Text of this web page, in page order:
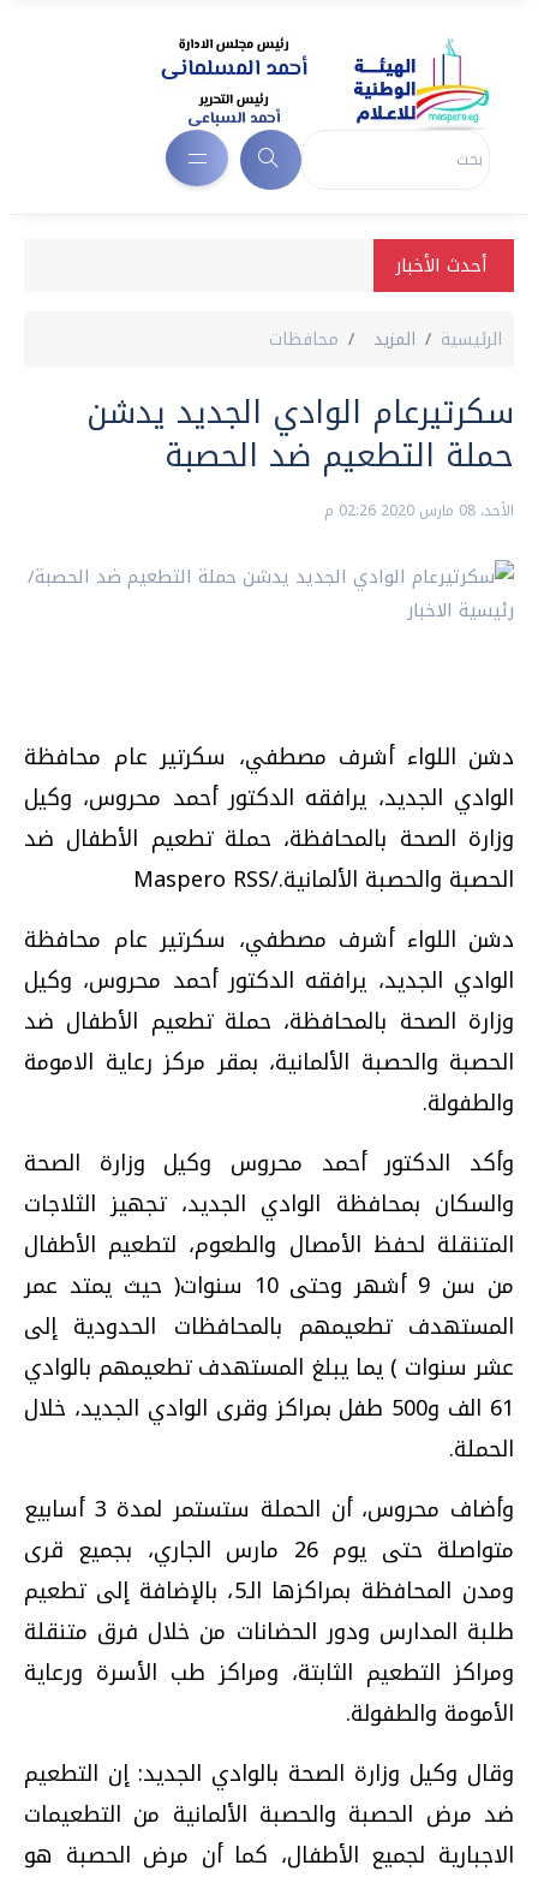
أحدث الأخبار
الرئيسية المزيد محافظات
سكرتيرعام الوادي الجديد يدشن
حملة التطعيم ضد الحصبة
الأحد، 08 مارس 2020 02:26 م
دشن اللواء أشرف مصطفي، سكرتير عام محافظة
الوادي الجديد، يرافقه الدكتور أحمد محروس، وكيل
وزارة الصحة بالمحافظة، حملة تطعيم الأطفال ضد
الحصبة والحصبة الألمانية./Maspero RSS
دشن اللواء أشرف مصطفي، سكرتير عام محافظة
الوادي الجديد، يرافقه الدكتور أحمد محروس، وكيل
وزارة الصحة بالمحافظة، حملة تطعيم الأطفال ضد
الحصبة والحصبة الألمانية، بمقر مركز رعاية الامومة
والطفولة.
وأكد الدكتور أحمد محروس وكيل وزارة الصحة
والسكان بمحافظة الوادي الجديد، تجهيز الثلاجات
المتنقلة لحفظ الأمصال والطعوم، لتطعيم الأطفال
من سن 9 أشهر وحتى 10 سنوات( حيث يمتد عمر
المستهدف تطعيمهم بالمحافظات الحدودية إلى
عشر سنوات ) يما يبلغ المستهدف تطعيمهم بالوادي
61 الف و500 طفل بمراكز وقرى الوادي الجديد، خلال
الحملة.
وأضاف محروس، أن الحملة ستستمر لمدة 3 أسابيع
متواصلة حتى يوم 26 مارس الجاري، بجميع قرى
ومدن المحافظة بمراكزها الـ5، بالإضافة إلى تطعيم
طلبة المدارس ودور الحضانات من خلال فرق متنقلة
ومراكز التطعيم الثابتة، ومراكز طب الأسرة ورعاية
الأمومة والطفولة.
وقال وكيل وزارة الصحة بالوادي الجديد: إن التطعيم
ضد مرض الحصبة والحصبة الألمانية من التطعيمات
الاجبارية لجميع الأطفال، كما أن مرض الحصبة هو